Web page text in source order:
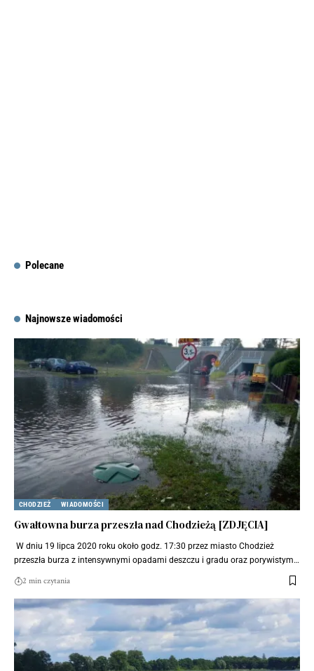
Polecane
Najnowsze wiadomości
CHODZIEŻ WIADOMOŚCI
Gwałtowna burza przeszła nad Chodzieżą [ZDJĘCIA]
W dniu 19 lipca 2020 roku około godz. 17:30 przez miasto Chodzież
przeszła burza z intensywnymi opadami deszczu i gradu oraz porywistym…
2 min czytania